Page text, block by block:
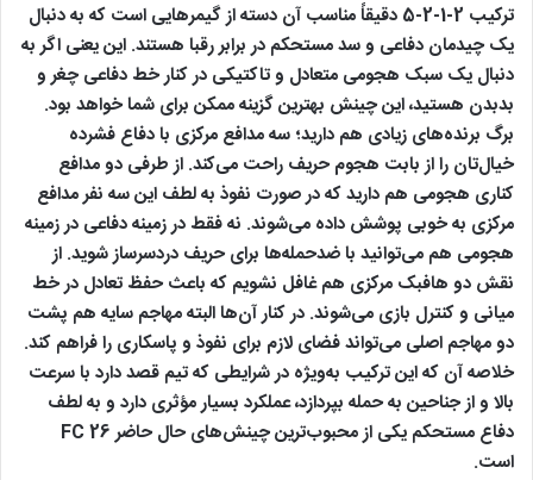
ترکیب 2-1-2-5 دقیقاً مناسب آن دسته از گیمرهایی است که به دنبال
یک چیدمان دفاعی و سد مستحکم در برابر رقبا هستند. این یعنی اگر به
دنبال یک سبک هجومی متعادل و تاکتیکی در کنار خط دفاعی چغر و
بدبدن هستید، این چینش بهترین گزینه ممکن برای شما خواهد بود.
برگ برنده‌های زیادی هم دارید؛ سه مدافع مرکزی با دفاع فشرده
خیال‌تان را از بابت هجوم حریف راحت می‌کند. از طرفی دو مدافع
کناری هجومی هم دارید که در صورت نفوذ به لطف این سه نفر مدافع
مرکزی به خوبی پوشش داده می‌شوند. نه فقط در زمینه دفاعی در زمینه
هجومی هم می‌توانید با ضدحمله‌ها برای حریف دردسرساز شوید. از
نقش دو هافبک مرکزی هم غافل نشویم که باعث حفظ تعادل در خط
میانی و کنترل بازی می‌شوند. در کنار آن‌ها البته مهاجم سایه هم پشت
دو مهاجم اصلی می‌تواند فضای لازم برای نفوذ و پاسکاری را فراهم کند.
خلاصه آن که این ترکیب به‌ویژه در شرایطی که تیم قصد دارد با سرعت
بالا و از جناحین به حمله بپردازد، عملکرد بسیار مؤثری دارد و به لطف
دفاع مستحکم یکی از محبوب‌ترین چینش‌های حال حاضر FC 26
است.